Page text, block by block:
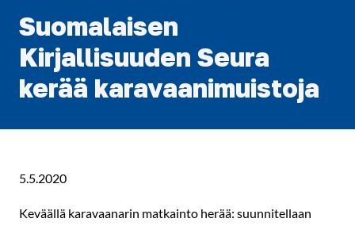
Suomalaisen
Kirjallisuuden Seura
kerää karavaanimuistoja
5.5.2020
Keväällä karavaanarin matkainto herää: suunnitellaan